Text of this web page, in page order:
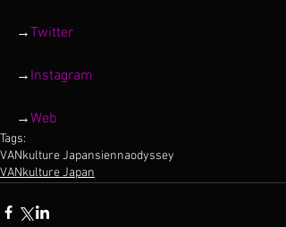
→Twitter
→ Instagram
→Web
Tags:
VANkulture Japansiennaodyssey
VANkulture Japan